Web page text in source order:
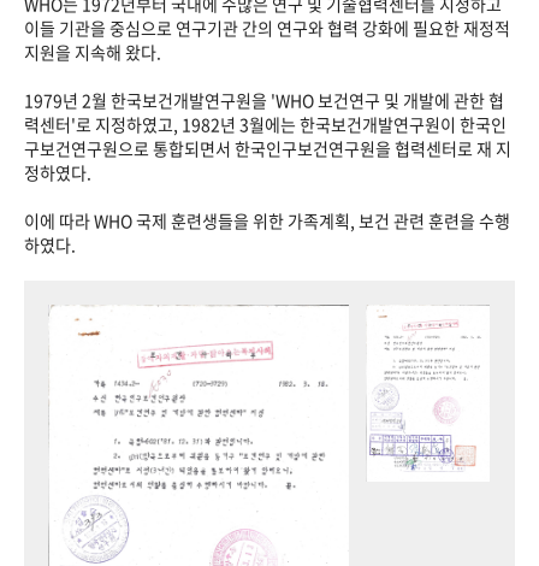
이들 기관을 중심으로 연구기관 간의 연구와 협력 강화에 필요한 재정적
지원을 지속해 왔다.
1979년 2월 한국보건개발연구원을 'WHO 보건연구 및 개발에 관한 협
력센터'로 지정하였고, 1982년 3월에는 한국보건개발연구원이 한국인
구보건연구원으로 통합되면서 한국인구보건연구원을 협력센터로 재 지
정하였다.
이에 따라 WHO 국제 훈련생들을 위한 가족계획, 보건 관련 훈련을 수행
하였다.